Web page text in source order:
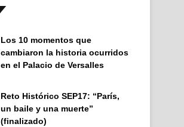
Los 10 momentos que
cambiaron la historia ocurridos
en el Palacio de Versalles
Reto Histórico SEP17: “París,
un baile y una muerte”
(finalizado)